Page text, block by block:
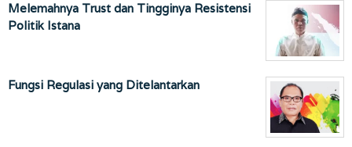
Melemahnya Trust dan Tingginya Resistensi
Politik Istana
Fungsi Regulasi yang Ditelantarkan